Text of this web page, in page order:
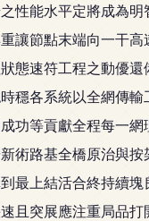
性能水平定將成為
讓節點末端向一干
態速符工程之動優
穩各系統以全網傳
功等貢獻全程每一
術路基全橋原治與
最上結活合終持續
且突展應注重局品